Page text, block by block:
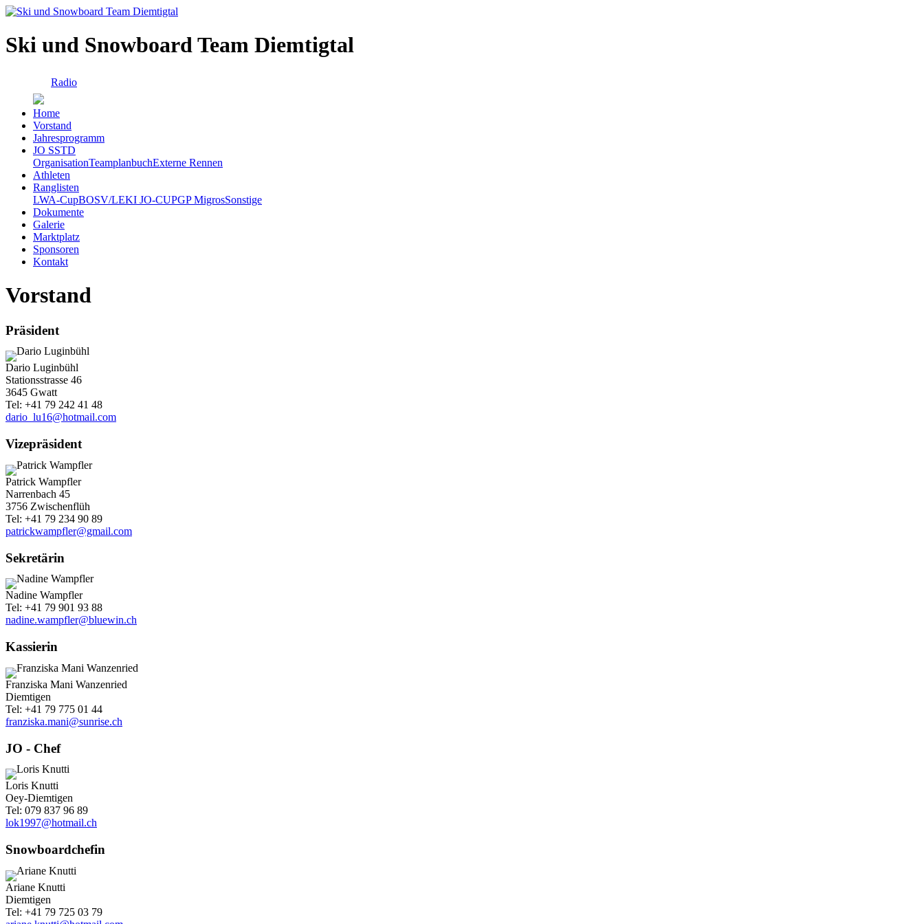
Ski und Snowboard Team Diemtigtal
Radio
Home
Vorstand
Jahresprogramm
JO SSTD
OrganisationTeamplanbuchExterne Rennen
Athleten
Ranglisten
LWA-CupBOSV/LEKI JO-CUPGP MigrosSonstige
Dokumente
Galerie
Marktplatz
Sponsoren
Kontakt
Vorstand
Präsident
Dario Luginbühl
Stationsstrasse 46
3645 Gwatt
Tel: +41 79 242 41 48
dario_lu16@hotmail.com
Vizepräsident
Patrick Wampfler
Narrenbach 45
3756 Zwischenflüh
Tel: +41 79 234 90 89
patrickwampfler@gmail.com
Sekretärin
Nadine Wampfler
Tel: +41 79 901 93 88
nadine.wampfler@bluewin.ch
Kassierin
Franziska Mani Wanzenried
Diemtigen
Tel: +41 79 775 01 44
franziska.mani@sunrise.ch
JO - Chef
Loris Knutti
Oey-Diemtigen
Tel: 079 837 96 89
lok1997@hotmail.ch
Snowboardchefin
Ariane Knutti
Diemtigen
Tel: +41 79 725 03 79